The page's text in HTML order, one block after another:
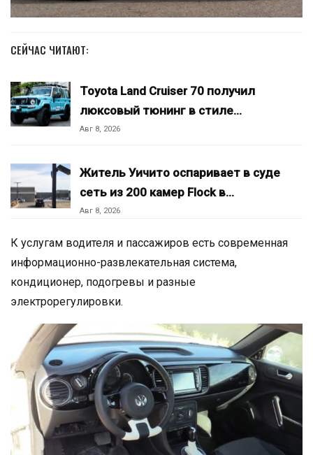
СЕЙЧАС ЧИТАЮТ:
Toyota Land Cruiser 70 получил
люксовый тюнинг в стиле…
Авг 8, 2026
Житель Уичито оспаривает в суде
сеть из 200 камер Flock в…
Авг 8, 2026
К услугам водителя и пассажиров есть современная
информационно-развлекательная система,
кондиционер, подогревы и разные
электрорегулировки.